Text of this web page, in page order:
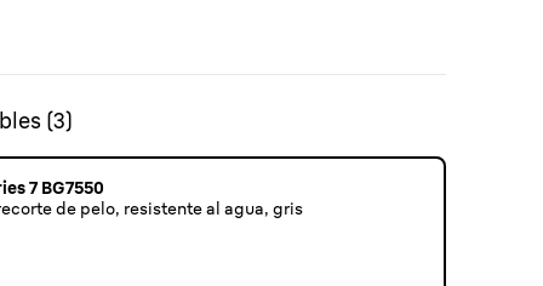
(3)
7 BG7550
de pelo, resistente al agua, gris